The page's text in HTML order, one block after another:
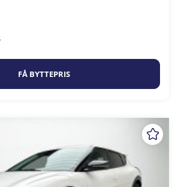
FÅ BYTTEPRIS